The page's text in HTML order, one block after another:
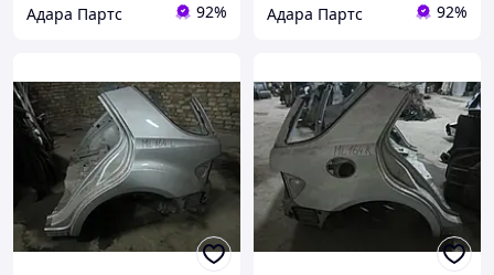
Адара Партс 92% Адара Партс 92%